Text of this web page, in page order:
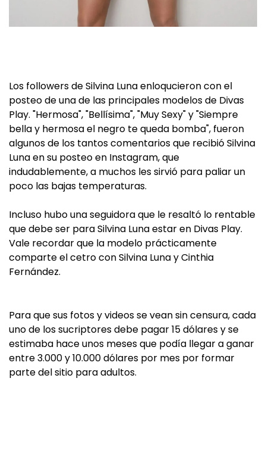
Los followers de Silvina Luna enloqucieron con el
posteo de una de las principales modelos de Divas
Play. "Hermosa", "Bellísima", "Muy Sexy" y "Siempre
bella y hermosa el negro te queda bomba", fueron
algunos de los tantos comentarios que recibió Silvina
Luna en su posteo en Instagram, que
indudablemente, a muchos les sirvió para paliar un
poco las bajas temperaturas.
Incluso hubo una seguidora que le resaltó lo rentable
que debe ser para Silvina Luna estar en Divas Play.
Vale recordar que la modelo prácticamente
comparte el cetro con Silvina Luna y Cinthia
Fernández.
Para que sus fotos y videos se vean sin censura, cada
uno de los sucriptores debe pagar 15 dólares y se
estimaba hace unos meses que podía llegar a ganar
entre 3.000 y 10.000 dólares por mes por formar
parte del sitio para adultos.